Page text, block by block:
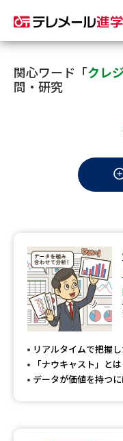
資料
大学・短大の資料種
総合型選抜・学校推薦型選
大学・短大以外の資
専門学校の資料請求
留学・進学関連、塾・予備
大学入学共通テスト「受験
関心ワード「クレ
問・研究
リアルタイムで把握
「ナウキャスト」とは
データが価値を持つ